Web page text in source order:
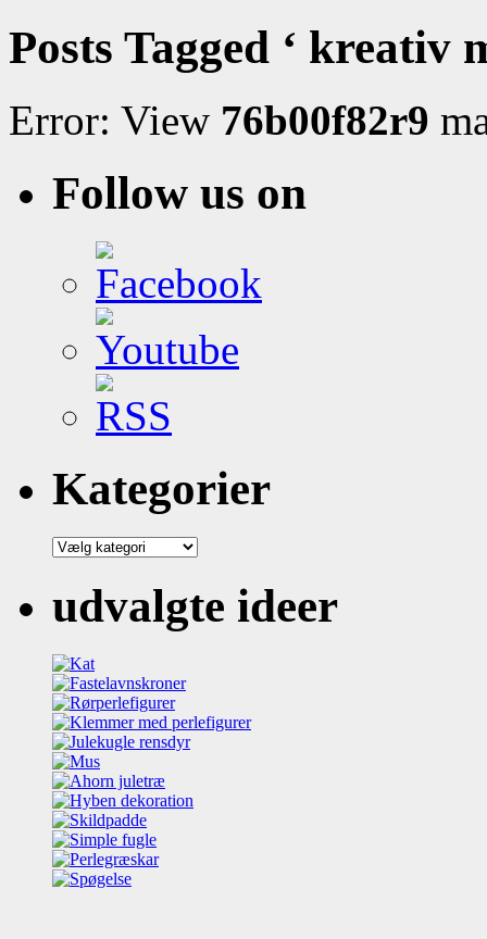
Posts Tagged ‘ kreativ
Error: View 76b00f82r9
Follow us on
Kategorier
Kategorier
udvalgte ideer